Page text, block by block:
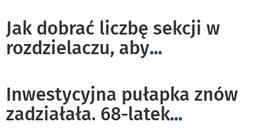
Jak dobrać liczbę sekcji w
rozdzielaczu, aby...
Inwestycyjna pułapka znów
zadziałała. 68-latek...